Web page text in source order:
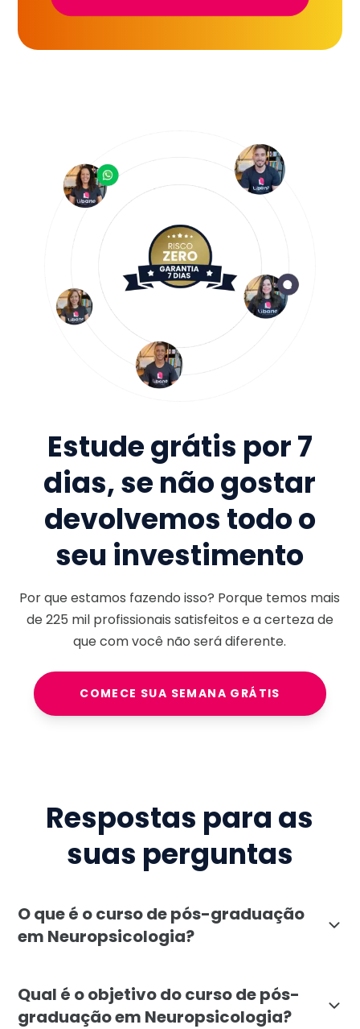
Estude grátis por 7
dias, se não gostar
devolvemos todo o
seu investimento
Por que estamos fazendo isso? Porque temos mais
de225 milprofissionais satisfeitos e a certeza de
que com você não será diferente.
COMECE SUA SEMANA GRÁTIS
Respostas para as
suas perguntas
O que é o curso de pós-graduação
em Neuropsicologia?
Qual é o objetivo do curso de pós-
graduação em Neuropsicologia?